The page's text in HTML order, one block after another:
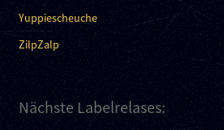
Yuppiescheuche
ZilpZalp
Nächste Labelrelases: